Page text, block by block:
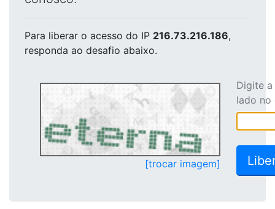
Para liberar o acesso do IP 216.73.216.186,
responda ao desafio abaixo.
[trocar imagem]
Digite
lado no